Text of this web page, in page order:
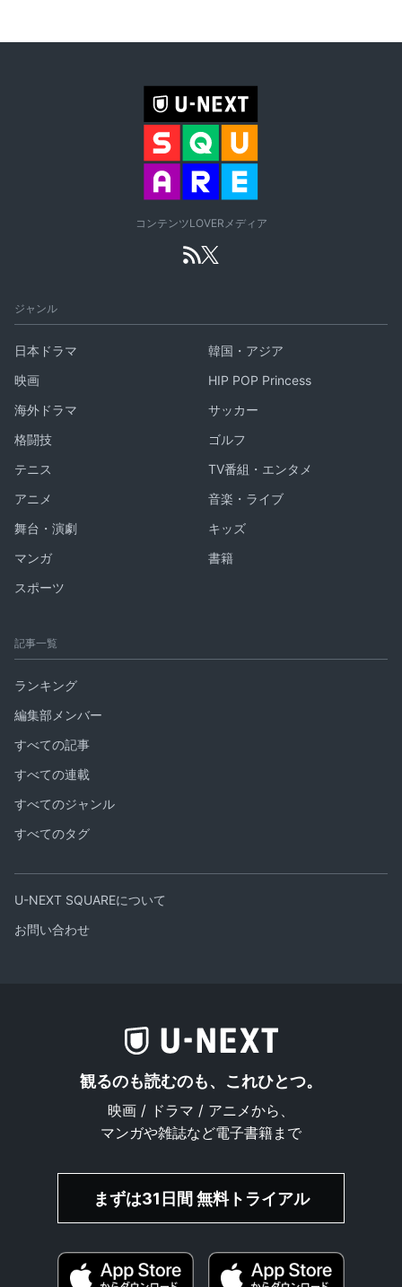
コンテンツLOVERメディア
ジャンル
日本ドラマ
韓国・アジア
映画
HIP POP Princess
海外ドラマ
サッカー
格闘技
ゴルフ
テニス
TV番組・エンタメ
アニメ
音楽・ライブ
舞台・演劇
キッズ
マンガ
書籍
スポーツ
記事一覧
ランキング
編集部メンバー
すべての記事
すべての連載
すべてのジャンル
すべてのタグ
U-NEXT SQUAREについて
お問い合わせ
観るのも読むのも、これひとつ。
映画 / ドラマ / アニメから、
マンガや雑誌など電子書籍まで
まずは31日間 無料トライアル